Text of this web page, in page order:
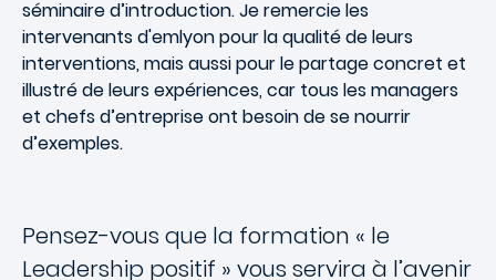
séminaire d’introduction. Je remercie les
intervenants d'emlyon pour la qualité de leurs
interventions, mais aussi pour le partage concret et
illustré de leurs expériences, car tous les managers
et chefs d’entreprise ont besoin de se nourrir
d’exemples.
Pensez-vous que la formation « le
Leadership positif » vous servira à l’avenir